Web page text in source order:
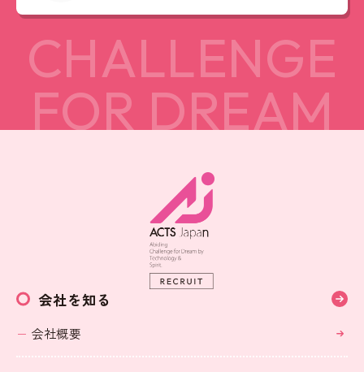
会社を知る
会社概要